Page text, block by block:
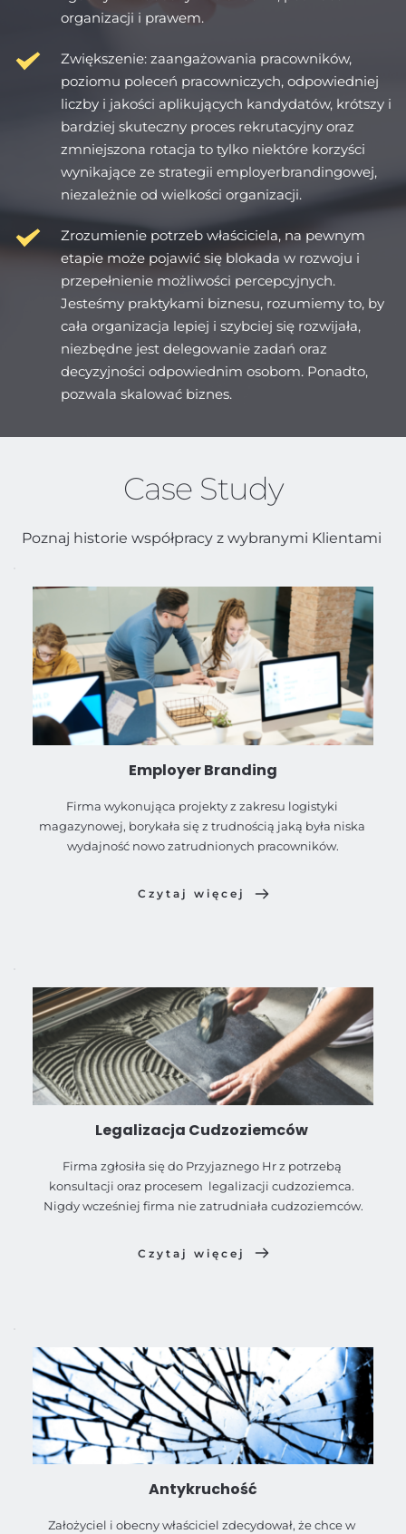
organizacji i prawem.
Zwiększenie: zaangażowania pracowników,
poziomu poleceń pracowniczych, odpowiedniej
liczby i jakości aplikujących kandydatów, krótszy i
bardziej skuteczny proces rekrutacyjny oraz
zmniejszona rotacja to tylko niektóre korzyści
wynikające ze strategii employerbrandingowej,
niezależnie od wielkości organizacji.
Zrozumienie potrzeb właściciela, na pewnym
etapie może pojawić się blokada w rozwoju i
przepełnienie możliwości percepcyjnych.
Jesteśmy praktykami biznesu, rozumiemy to, by
cała organizacja lepiej i szybciej się rozwijała,
niezbędne jest delegowanie zadań oraz
decyzyjności odpowiednim osobom. Ponadto,
pozwala skalować biznes.
Case Study
Poznaj historie współpracy z wybranymi Klientami
Employer Branding
Firma wykonująca projekty z zakresu logistyki
magazynowej, borykała się z trudnością jaką była niska
wydajność nowo zatrudnionych pracowników.
Czytaj więcej
Legalizacja Cudzoziemców
Firma zgłosiła się do Przyjaznego Hr z potrzebą
konsultacji oraz procesem  legalizacji cudzoziemca.
Nigdy wcześniej firma nie zatrudniała cudzoziemców.
Czytaj więcej
Antykruchość
Założyciel i obecny właściciel zdecydował, że chce w